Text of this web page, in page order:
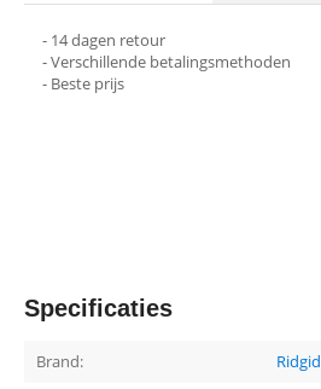
- 14 dagen retour
- Verschillende betalingsmethoden
- Beste prijs
Specificaties
Brand:
Ridgid